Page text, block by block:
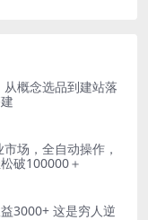
概念选品到建站落
场，全自动操作，
破100000＋
3000+ 这是穷人逆